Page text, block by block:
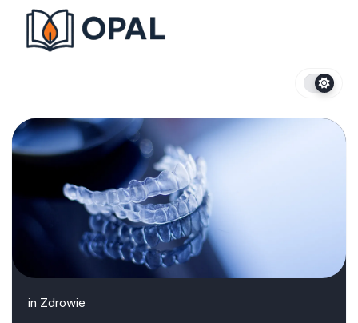
content
in Zdrowie